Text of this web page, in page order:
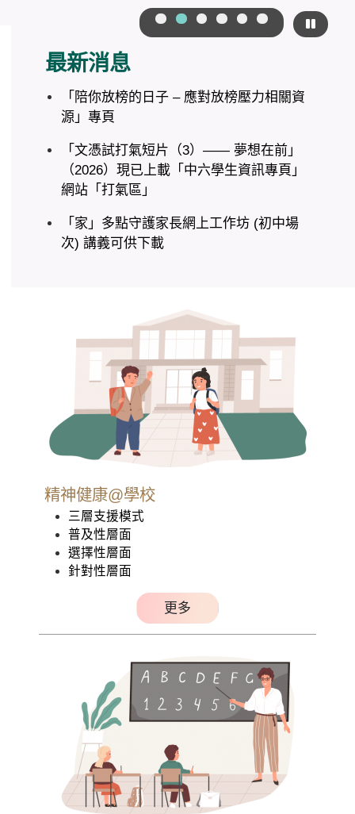
最新消息
「陪你放榜的日子 – 應對放榜壓力相關資
源」專頁
「文憑試打氣短片（3）—— 夢想在前」
（2026）現已上載「中六學生資訊專頁」
網站「打氣區」
「家」多點守護家長網上工作坊 (初中場
次) 講義可供下載
「陪你考試的日子─應對考試壓力相關資
源」專頁
精神健康素養資源套（初小及高中版）已
經上載
精神健康@學校
三層支援模式
普及性層面
選擇性層面
針對性層面
更多